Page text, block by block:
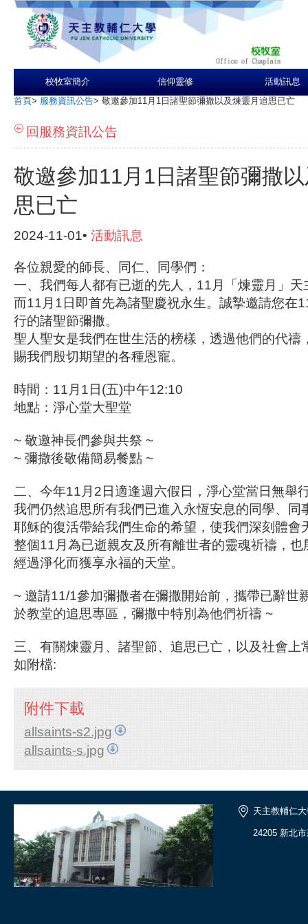
校牧室簡介 信仰靈修 活動訊息
首頁> 服務資訊公告> 敬邀參加11月1日諸聖節彌撒以及煉靈月追思已亡
回服務資訊公告
敬邀參加11月1日諸聖節彌撒
思已亡
2024-11-01• 活動訊息
各位親愛的師長、同仁、同學們：
一、我們每人都有已逝的先人，11月「煉靈月」
而11月1日即首先為諸聖慶祝永生。誠摯邀請您在
行的諸聖節彌撒。
聖人聖女是我們在世生活的榜樣，透過他們的代禱
賜我們殷切期望的各種恩寵。
時間：11月1日(五)中午12:10
地點：淨心堂大聖堂
~ 敬邀神長們參與共祭 ~
~ 彌撒後敬備簡易餐點 ~
二、今年11月2日適逢週六假日，淨心堂當日無舉
我們仍然追思所有我們已進入永恆安息的同學、同
耶穌的復活帶給我們生命的希望，使我們深刻體會
整個11月為已逝親友及所有離世者的靈魂祈禱，
經過淨化而獲享永福的天堂。
~ 邀請11/1參加彌撒者在彌撒開始前，攜帶已辭世
於教堂的追思專區，彌撒中特別為他們祈禱 ~
三、有關煉靈月、諸聖節、追思已亡，以及社會上
如附檔:
附件下載
allsaints-s2.jpg
allsaints-s.jpg
天主教輔仁
24205 新北